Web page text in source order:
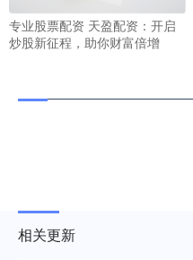
专业股票配资 天盈配资：开启
炒股新征程，助你财富倍增
相关更新